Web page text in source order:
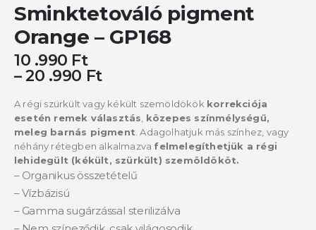
Sminktetováló pigment
Orange – GP168
10 .990 Ft
–20 .990 Ft
A régi szürkült vagy kékült szemöldökök korrekciója
esetén remek választás közepes színmélységű,
meleg barnás pigment . Adagolhatjuk más színhez, vagy
néhány rétegben alkalmazva felmelegíthetjük a régi
lehidegült (kékült, szürkült) szemöldököt.
– Organikus összetételű
– Vízbázisú
– Gamma sugárzással sterilizálva